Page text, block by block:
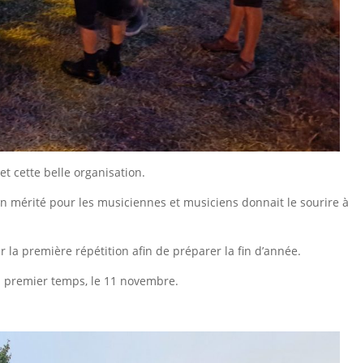
cette belle organisation.
mérité pour les musiciennes et musiciens donnait le sourire
la première répétition afin de préparer la fin d’année.
premier temps, le 11 novembre.